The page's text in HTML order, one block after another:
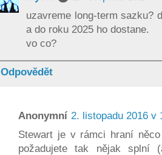
uzavreme long-term sazku?
a do roku 2025 ho dostane.
vo co?
Odpovědět
Anonymní 2. listopadu 2016 v
Stewart je v rámci hraní
požadujete tak nějak splní